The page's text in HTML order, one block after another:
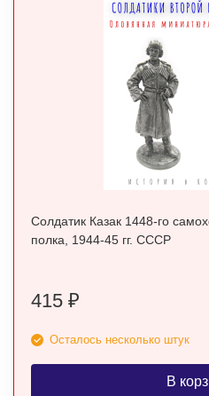
Солдатик Казак 1448-го
полка, 1944-45 гг. СССР
415 ₽
Осталось несколько штук
В